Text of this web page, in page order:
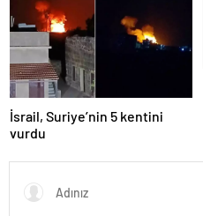
İsrail, Suriye’nin 5 kentini
vurdu